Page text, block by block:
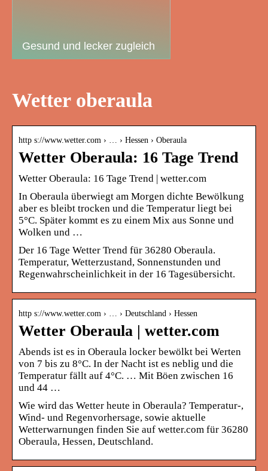
Gesund und lecker zugleich
Wetter oberaula
http s://www.wetter.com › … › Hessen › Oberaula
Wetter Oberaula: 16 Tage Trend
Wetter Oberaula: 16 Tage Trend | wetter.com
In Oberaula überwiegt am Morgen dichte Bewölkung
aber es bleibt trocken und die Temperatur liegt bei
5°C. Später kommt es zu einem Mix aus Sonne und
Wolken und …
Der 16 Tage Wetter Trend für 36280 Oberaula.
Temperatur, Wetterzustand, Sonnenstunden und
Regenwahrscheinlichkeit in der 16 Tagesübersicht.
http s://www.wetter.com › … › Deutschland › Hessen
Wetter Oberaula | wetter.com
Abends ist es in Oberaula locker bewölkt bei Werten
von 7 bis zu 8°C. In der Nacht ist es neblig und die
Temperatur fällt auf 4°C. … Mit Böen zwischen 16
und 44 …
Wie wird das Wetter heute in Oberaula? Temperatur-,
Wind- und Regenvorhersage, sowie aktuelle
Wetterwarnungen finden Sie auf wetter.com für 36280
Oberaula, Hessen, Deutschland.